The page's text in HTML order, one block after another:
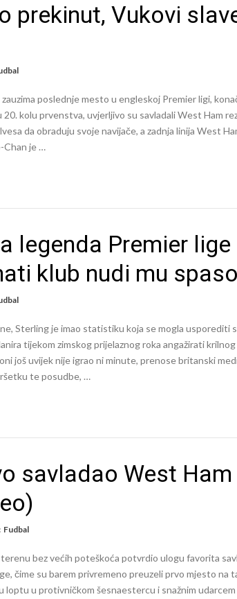
prekinut, Vukovi
poslednje mesto u engleskoj Premier ligi,
20. kolu prvenstva, uvjerljivo su savladali West Ham
da obraduju svoje navijače, a zadnja linija West
Chan je …
legenda Premier
klub nudi mu
Sterling je imao statistiku koja se mogla usporediti
tijekom zimskog prijelaznog roka angažirati krilnog
još uvijek nije igrao ni minute, prenose britanski
te posudbe, …
savladao West
Fudbal
bez većih poteškoća potvrdio ulogu favorita
čime su barem privremeno preuzeli prvo mjesto na
loptu u protivničkom šesnaestercu i snažnim